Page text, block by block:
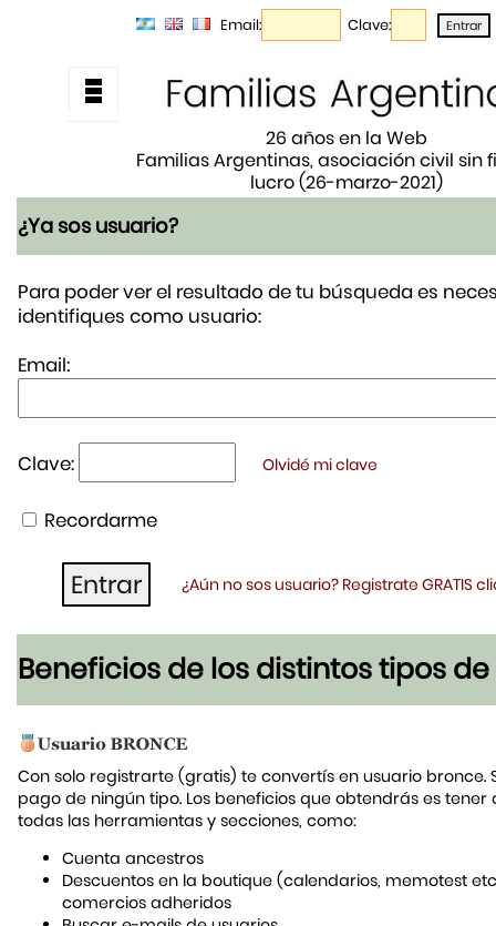
Email: Clave:
26 años en la Web
Familias Argentinas, asociación civil sin
lucro (26-marzo-2021)
¿Ya sos usuario?
Para poder ver el resultado de tu búsqueda es
identifiques como usuario:
Email:
Clave: Olvidé mi clave
Recordarme
¿Aún no sos usuario? Registrate GRATIS
Beneficios de los distintos tipos de
Con solo registrarte (gratis) te convertís en usuario bronce.
pago de ningún tipo. Los beneficios que obtendrás es tener
todas las herramientas y secciones, como:
Cuenta ancestros
Descuentos en la boutique (calendarios, memotest
comercios adheridos